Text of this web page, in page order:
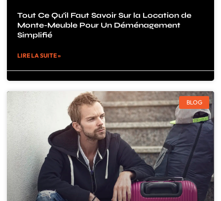
Tout Ce Qu’il Faut Savoir Sur la Location de
Monte-Meuble Pour Un Déménagement
Simplifié
LIRE LA SUITE »
BLOG